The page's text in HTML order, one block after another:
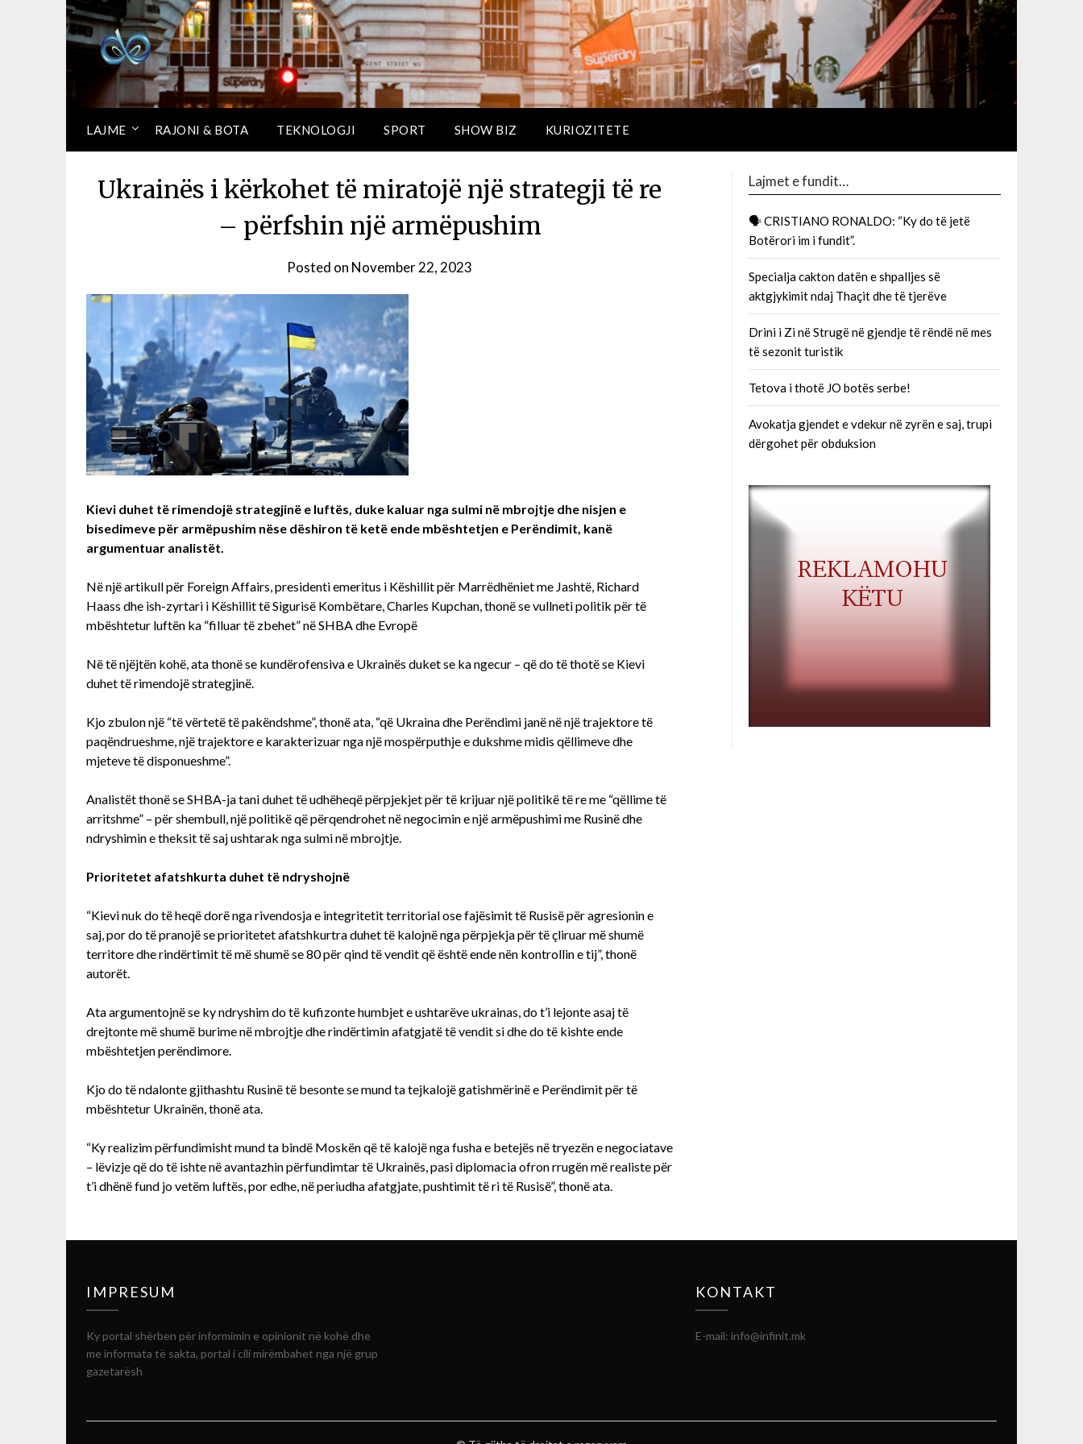
LAJME RAJONI & BOTA TEKNOLOGJI SPORT SHOW BIZ KURIOZITETE
Ukrainës i kërkohet të miratojë një strategji të re
– përfshin një armëpushim
Posted on November 22, 2023
Kievi duhet të rimendojë strategjinë e luftës, duke kaluar nga sulmi në mbrojtje dhe nisjen e
bisedimeve për armëpushim nëse dëshiron të ketë ende mbështetjen e Perëndimit, kanë
argumentuar analistët.
Në një artikull për Foreign Affairs, presidenti emeritus i Këshillit për Marrëdhëniet me Jashtë, Richard
Haass dhe ish-zyrtari i Këshillit të Sigurisë Kombëtare, Charles Kupchan, thonë se vullneti politik për të
mbështetur luftën ka “filluar të zbehet” në SHBA dhe Evropë
Në të njëjtën kohë, ata thonë se kundërofensiva e Ukrainës duket se ka ngecur – që do të thotë se Kievi
duhet të rimendojë strategjinë.
Kjo zbulon një “të vërtetë të pakëndshme”, thonë ata, “që Ukraina dhe Perëndimi janë në një trajektore të
paqëndrueshme, një trajektore e karakterizuar nga një mospërputhje e dukshme midis qëllimeve dhe
mjeteve të disponueshme”.
Analistët thonë se SHBA-ja tani duhet të udhëheqë përpjekjet për të krijuar një politikë të re me “qëllime të
arritshme” – për shembull, një politikë që përqendrohet në negocimin e një armëpushimi me Rusinë dhe
ndryshimin e theksit të saj ushtarak nga sulmi në mbrojtje.
Prioritetet afatshkurta duhet të ndryshojnë
“Kievi nuk do të heqë dorë nga rivendosja e integritetit territorial ose fajësimit të Rusisë për agresionin e
saj, por do të pranojë se prioritetet afatshkurtra duhet të kalojnë nga përpjekja për të çliruar më shumë
territore dhe rindërtimit të më shumë se 80 për qind të vendit që është ende nën kontrollin e tij”, thonë
autorët.
Ata argumentojnë se ky ndryshim do të kufizonte humbjet e ushtarëve ukrainas, do t’i lejonte asaj të
drejtonte më shumë burime në mbrojtje dhe rindërtimin afatgjatë të vendit si dhe do të kishte ende
mbështetjen perëndimore.
Kjo do të ndalonte gjithashtu Rusinë të besonte se mund ta tejkalojë gatishmërinë e Perëndimit për të
mbështetur Ukrainën, thonë ata.
“Ky realizim përfundimisht mund ta bindë Moskën që të kalojë nga fusha e betejës në tryezën e negociatave
– lëvizje që do të ishte në avantazhin përfundimtar të Ukrainës, pasi diplomacia ofron rrugën më realiste për
t’i dhënë fund jo vetëm luftës, por edhe, në periudha afatgjate, pushtimit të ri të Rusisë”, thonë ata.
Lajmet e fundit…
🗣 CRISTIANO RONALDO: “Ky do të jetë
Botërori im i fundit”.
Specialja cakton datën e shpalljes së
aktgjykimit ndaj Thaçit dhe të tjerëve
Drini i Zi në Strugë në gjendje të rëndë në mes
të sezonit turistik
Tetova i thotë JO botës serbe!
Avokatja gjendet e vdekur në zyrën e saj, trupi
dërgohet për obduksion
IMPRESUM
Ky portal shërben për informimin e opinionit në kohë dhe
me informata të sakta, portal i cili mirëmbahet nga një grup
gazetarësh
KONTAKT
E-mail: info@infinit.mk